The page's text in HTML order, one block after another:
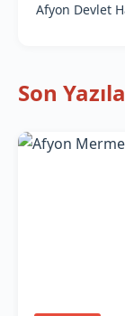
Afyon Devlet
Son